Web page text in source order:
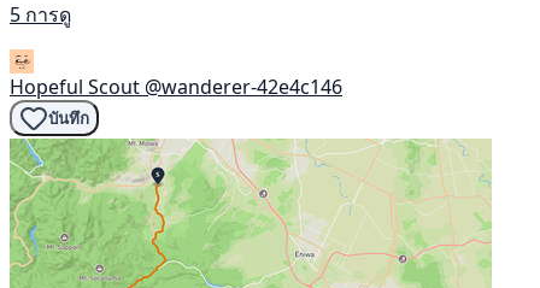
5 การดู
Hopeful Scout @wanderer-42e4c146
บันทึก